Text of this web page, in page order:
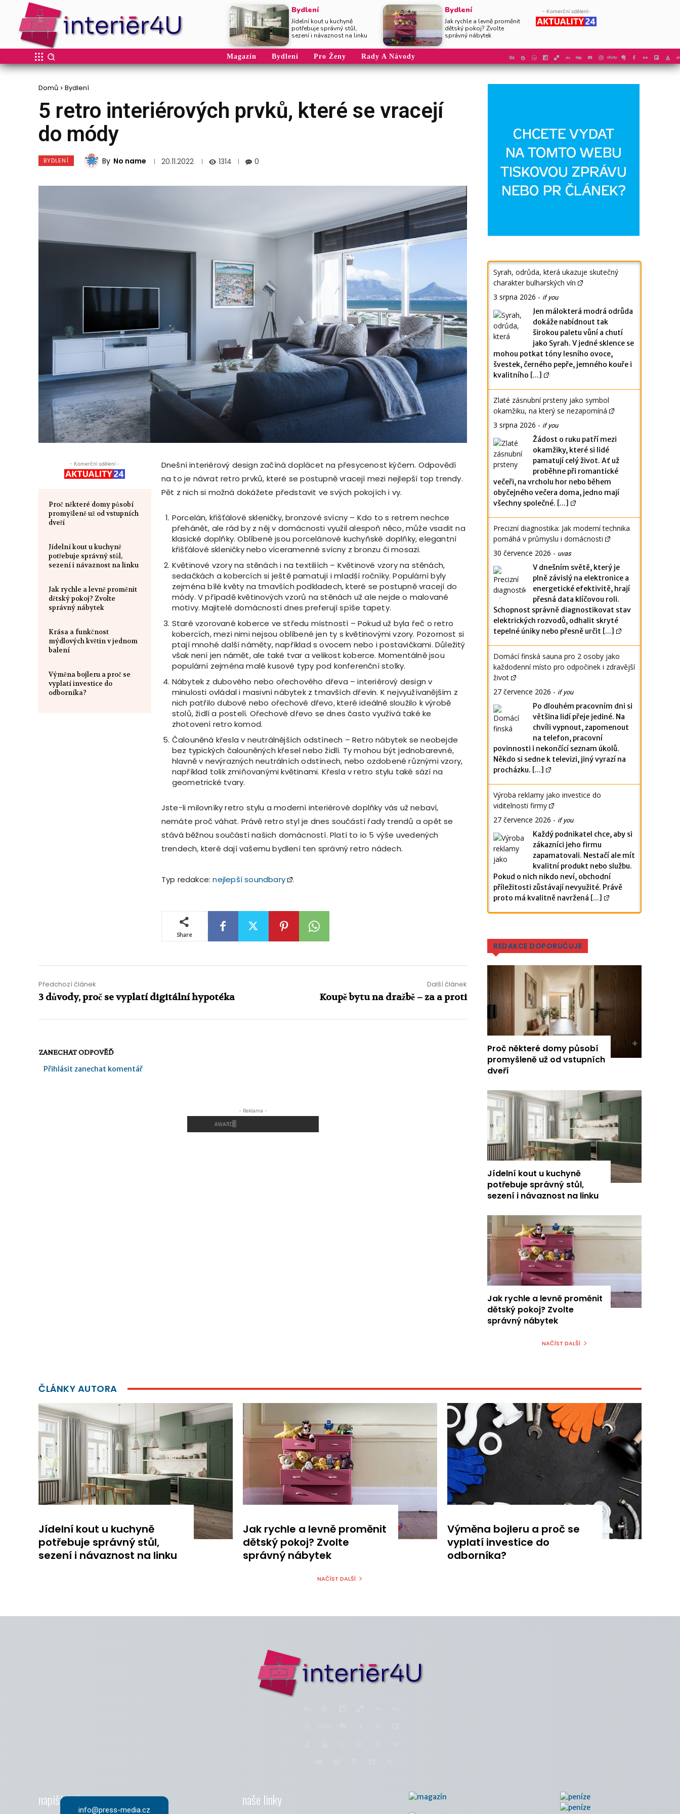
Bydlení
Jídelní kout u kuchyně
potřebuje správný stůl,
sezení i návaznost na linku
Bydlení
Jak rychle a levně proměnit
dětský pokoj? Zvolte
správný nábytek
- Komerční sdělení-
Magazín Bydlení Pro Ženy Rady A Návody
Domů Bydlení
5 retro interiérových prvků, které se vracejí
do módy
BYDLENÍ By No name 20.11.2022 1314 0
- Komerční sdělení -
Proč některé domy působí
promyšleně už od vstupních
dveří
Jídelní kout u kuchyně
potřebuje správný stůl,
sezení i návaznost na linku
Jak rychle a levně proměnit
dětský pokoj? Zvolte
správný nábytek
Krása a funkčnost
mýdlových květin v jednom
balení
Výměna bojleru a proč se
vyplatí investice do
odborníka?
Dnešní interiérový design začíná doplácet na přesycenost kýčem. Odpovědí
na to je návrat retro prvků, které se postupně vracejí mezi nejlepší top trendy.
Pět z nich si možná dokážete představit ve svých pokojích i vy.
Porcelán, křišťálové skleničky, bronzové svícny – Kdo to s retrem nechce
přehánět, ale rád by z něj v domácnosti využil alespoň něco, může vsadit na
klasické doplňky. Oblíbené jsou porcelánové kuchyňské doplňky, elegantní
křišťálové skleničky nebo víceramenné svícny z bronzu či mosazi.
Květinové vzory na stěnách i na textiliích – Květinové vzory na stěnách,
sedačkách a kobercích si ještě pamatují i ​​mladší ročníky. Populární byly
zejména bílé květy na tmavších podkladech, které se postupně vracejí do
módy. V případě květinových vzorů na stěnách už ale nejde o malované
motivy. Majitelé domácností dnes preferují spíše tapety.
Staré vzorované koberce ve středu místností – Pokud už byla řeč o retro
kobercích, mezi nimi nejsou oblíbené jen ty s květinovými vzory. Pozornost si
ptají mnohé další náměty, například s ovocem nebo i postavičkami. Důležitý
však není jen námět, ale také tvar a velikost koberce. Momentálně jsou
populární zejména malé kusové typy pod konferenční stolky.
Nábytek z dubového nebo ořechového dřeva – interiérový design v
minulosti ovládal i masivní nábytek z tmavších dřevin. K nejvyužívanějším z
nich patřilo dubové nebo ořechové dřevo, které ideálně sloužilo k výrobě
stolů, židlí a postelí. Ořechové dřevo se dnes často využívá také ke
zhotovení retro komod.
Čalouněná křesla v neutrálnějších odstínech – Retro nábytek se neobejde
bez typických čalouněných křesel nebo židlí. Ty mohou být jednobarevné,
hlavně v nevýrazných neutrálních odstínech, nebo ozdobené různými vzory,
například tolik zmiňovanými květinami. Křesla v retro stylu také sází na
geometrické tvary.
Jste-li milovníky retro stylu a moderní interiérové ​​doplňky vás už nebaví,
nemáte proč váhat. Právě retro styl je dnes součástí řady trendů a opět se
stává běžnou součástí našich domácností. Platí to io 5 výše uvedených
trendech, které dají vašemu bydlení ten správný retro nádech.
Typ redakce:nejlepší soundbary .
Share
Předchozí článek
3 důvody, proč se vyplatí digitální hypotéka
Další článek
Koupě bytu na dražbě – za a proti
ZANECHAT ODPOVĚĎ
Přihlásit zanechat komentář
- Reklama -
Syrah, odrůda, která ukazuje skutečný
charakter bulharských vín
3 srpna 2026 - if you
Jen málokterá modrá odrůda
dokáže nabídnout tak
širokou paletu vůní a chutí
jako Syrah. V jedné sklence se
mohou potkat tóny lesního ovoce,
švestek, černého pepře, jemného kouře i
kvalitního [...]
Zlaté zásnubní prsteny jako symbol
okamžiku, na který se nezapomíná
3 srpna 2026 - if you
Žádost o ruku patří mezi
okamžiky, které si lidé
pamatují celý život. Ať už
proběhne při romantické
večeři, na vrcholu hor nebo během
obyčejného večera doma, jedno mají
všechny společné. [...]
Precizní diagnostika: Jak moderní technika
pomáhá v průmyslu i domácnosti
30 července 2026 - uvas
V dnešním světě, který je
plně závislý na elektronice a
energetické efektivitě, hrají
přesná data klíčovou roli.
Schopnost správně diagnostikovat stav
elektrických rozvodů, odhalit skryté
tepelné úniky nebo přesně určit [...]
Domácí finská sauna pro 2 osoby jako
každodenní místo pro odpočinek i zdravější
život
27 července 2026 - if you
Po dlouhém pracovním dni si
většina lidí přeje jediné. Na
chvíli vypnout, zapomenout
na telefon, pracovní
povinnosti i nekončící seznam úkolů.
Někdo si sedne k televizi, jiný vyrazí na
procházku. [...]
Výroba reklamy jako investice do
viditelnosti firmy
27 července 2026 - if you
Každý podnikatel chce, aby si
zákazníci jeho firmu
zapamatovali. Nestačí ale mít
kvalitní produkt nebo službu.
Pokud o nich nikdo neví, obchodní
příležitosti zůstávají nevyužité. Právě
proto má kvalitně navržená [...]
REDAKCE DOPORUČUJE
Proč některé domy působí
promyšleně už od vstupních
dveří
Jídelní kout u kuchyně
potřebuje správný stůl,
sezení i návaznost na linku
Jak rychle a levně proměnit
dětský pokoj? Zvolte
správný nábytek
NAČÍST DALŠÍ
ČLÁNKY AUTORA
Jídelní kout u kuchyně
potřebuje správný stůl,
sezení i návaznost na linku
Jak rychle a levně proměnit
dětský pokoj? Zvolte
správný nábytek
Výměna bojleru a proč se
vyplatí investice do
odborníka?
NAČÍST DALŠÍ
napište nám
info@press-media.cz
naše linky